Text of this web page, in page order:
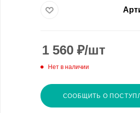
1 560 ₽/шт
Нет в наличии
СООБЩИТЬ О